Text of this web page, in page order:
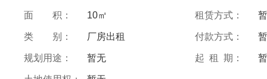
面 积： 10㎡ 租赁方式：
类 别： 厂房出租 付款方式：
规划用途： 暂无 起 租 期：